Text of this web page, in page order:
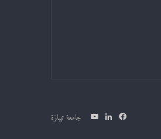
جامعة تيبازة فيسبوكلينكدإنيوتيوب